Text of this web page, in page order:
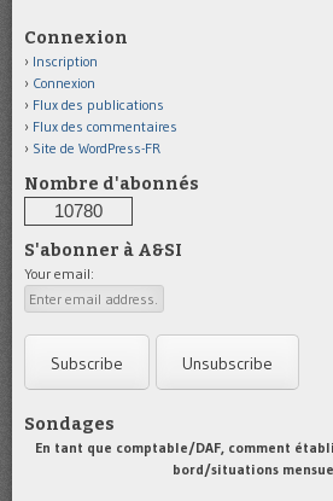
Connexion
Inscription
Connexion
Flux des publications
Flux des commentaires
Site de WordPress-FR
Nombre d'abonnés
10780
S'abonner à A&SI
Your email:
Sondages
En tant que comptable/DAF, comment
bord/situations